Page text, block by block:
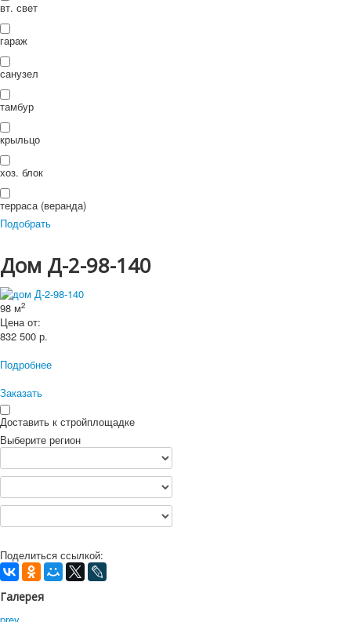
П
ои
ск
вт. свет
гараж
санузел
тамбур
крыльцо
хоз. блок
терраса (веранда)
Подобрать
Дом Д-2-98-140
98 м2
Цена от:
832 500 р.
Подробнее
Заказать
Доставить к стройплощадке
Выберите регион
Поделиться ссылкой:
Галерея